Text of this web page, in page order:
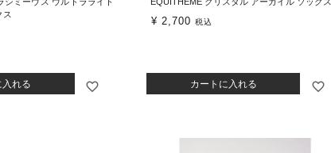
ス
入れる
¥ 2,700 税込
カートに入れる